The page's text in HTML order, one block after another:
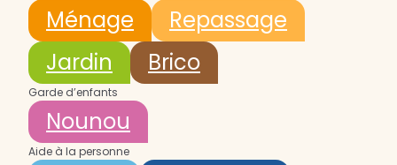
Ménage
Repassage
Jardin
Brico
Garde d’enfants
Nounou
Aide à la personne